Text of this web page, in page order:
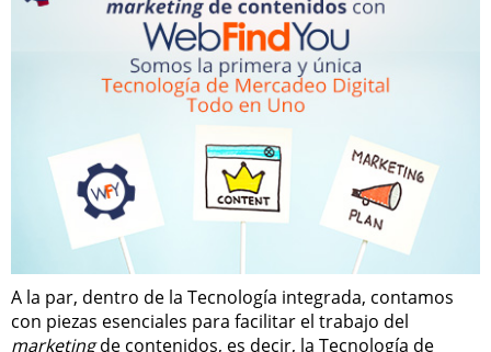
A la par, dentro de la Tecnología integrada, contamos
con piezas esenciales para facilitar el trabajo del
marketingde contenidos, es decir, la Tecnología de